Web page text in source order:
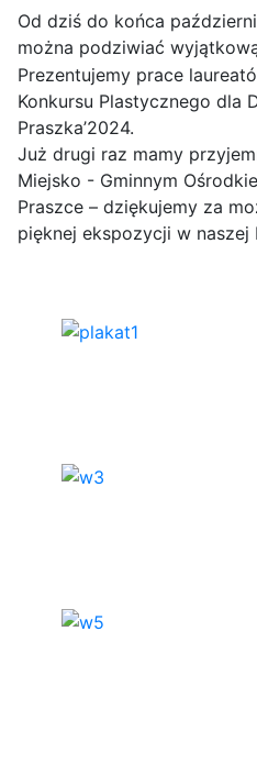
Od dziś do końca
można podziwiać
Prezentujemy prace
Konkursu Plastycznego dla
Praszka’2024.
Już drugi raz mamy
Miejsko - Gminnym
Praszce – dziękujemy za
pięknej ekspozycji w naszej